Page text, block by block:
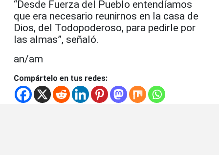
“Desde Fuerza del Pueblo entendíamos
que era necesario reunirnos en la casa de
Dios, del Todopoderoso, para pedirle por
las almas”, señaló.
an/am
Compártelo en tus redes: